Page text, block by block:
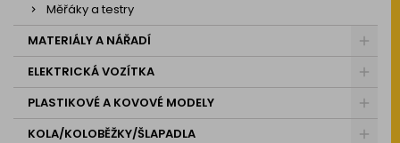
Měřáky a testry
MATERIÁLY A NÁŘADÍ
ELEKTRICKÁ VOZÍTKA
PLASTIKOVÉ A KOVOVÉ MODELY
KOLA/KOLOBĚŽKY/ŠLAPADLA